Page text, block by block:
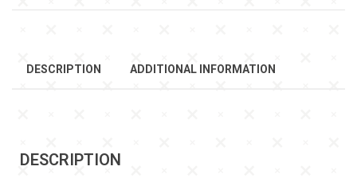
DESCRIPTION ADDITIONAL INFORMATION
DESCRIPTION